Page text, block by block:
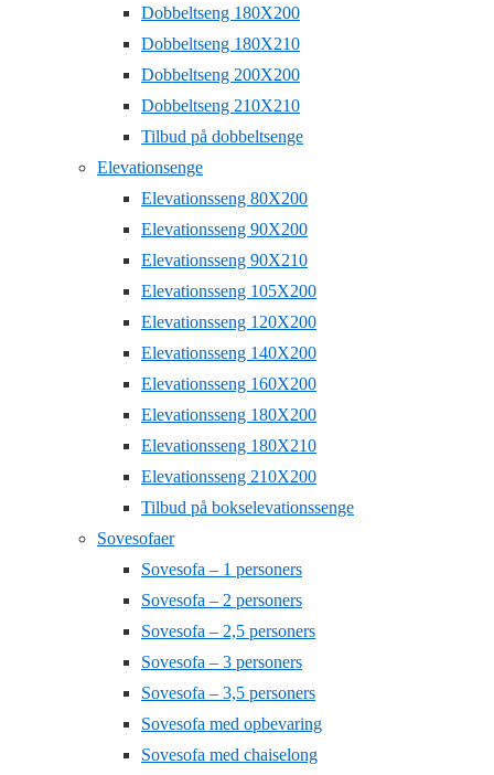
Dobbeltseng 180X200
Dobbeltseng 180X210
Dobbeltseng 200X200
Dobbeltseng 210X210
Tilbud på dobbeltsenge
Elevationsenge
Elevationsseng 80X200
Elevationsseng 90X200
Elevationsseng 90X210
Elevationsseng 105X200
Elevationsseng 120X200
Elevationsseng 140X200
Elevationsseng 160X200
Elevationsseng 180X200
Elevationsseng 180X210
Elevationsseng 210X200
Tilbud på bokselevationssenge
Sovesofaer
Sovesofa – 1 personers
Sovesofa – 2 personers
Sovesofa – 2,5 personers
Sovesofa – 3 personers
Sovesofa – 3,5 personers
Sovesofa med opbevaring
Sovesofa med chaiselong